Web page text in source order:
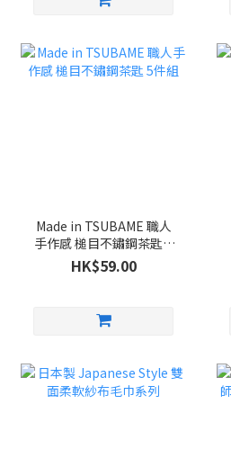
Made in TSUBAME 職人
手作感 槌目不鏽鋼茶匙 5
件組
HK$59.00